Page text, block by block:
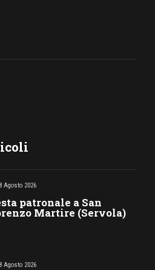
8 Agosto 2026
patronale a San
Martire (Servola)
8 Agosto 2026